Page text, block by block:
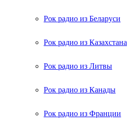
Рок радио из Беларуси
Рок радио из Казахстана
Рок радио из Литвы
Рок радио из Канады
Рок радио из Франции